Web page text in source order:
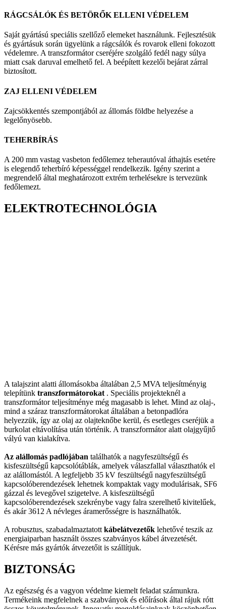
RÁGCSÁLÓK ÉS BETÖRŐK ELLENI VÉDELEM
Saját gyártású speciális szellőző elemeket használunk. Fejlesztésük
és gyártásuk során ügyelünk a rágcsálók és rovarok elleni fokozott
védelemre. A transzformátor cseréjére szolgáló fedél nagy súlya
miatt csak daruval emelhető fel. A beépített kezelői bejárat zárral
biztosított.
ZAJ ELLENI VÉDELEM
Zajcsökkentés szempontjából az állomás földbe helyezése a
legelőnyösebb.
TEHERBÍRÁS
A 200 mm vastag vasbeton fedőlemez teherautóval áthajtás esetére
is elegendő teherbíró képességgel rendelkezik. Igény szerint a
megrendelő által meghatározott extrém terhelésekre is tervezünk
fedőlemezt.
ELEKTROTECHNOLÓGIA
A talajszint alatti állomásokba általában 2,5 MVA teljesítményig
telepítünk transzformátorokat . Speciális projekteknél a
transzformátor teljesítménye még magasabb is lehet. Mind az olaj-,
mind a száraz transzformátorokat általában a betonpadlóra
helyezzük, így az olaj az olajteknőbe kerül, és esetleges cseréjük a
burkolat eltávolítása után történik. A transzformátor alatt olajgyűjtő
vályú van kialakítva.
Az alállomás padlójában találhatók a nagyfeszültségű és
kisfeszültségű kapcsolótáblák, amelyek válaszfallal választhatók el
az alállomástól. A legfeljebb 35 kV feszültségű nagyfeszültségű
kapcsolóberendezések lehetnek kompaktak vagy modulárisak, SF6
gázzal és levegővel szigetelve. A kisfeszültségű
kapcsolóberendezések szekrénybe vagy falra szerelhető kivitelűek,
és akár 3612 A névleges áramerősségre is használhatók.
A robusztus, szabadalmaztatott kábelátvezetők lehetővé teszik az
energiaiparban használt összes szabványos kábel átvezetését.
Kérésre más gyártók átvezetőit is szállítjuk.
BIZTONSÁG
Az egészség és a vagyon védelme kiemelt feladat számunkra.
Termékeink megfelelnek a szabványok és előírások által rájuk rótt